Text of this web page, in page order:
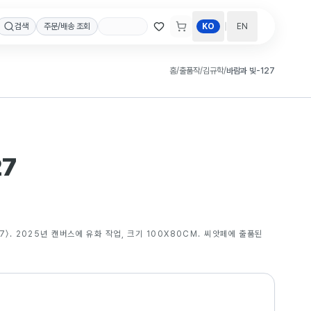
검색 주문/배송 조회 KO EN
홈/출품작/김규학/바람과 빛-127
〉. 2025년 캔버스에 유화 작업, 크기 100X80CM. 씨앗페에 출품된